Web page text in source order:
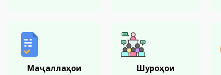
Маҷаллаҳои
тақризшавандаи
Ҷумҳурии
Шуроҳои
диссертатсионӣ